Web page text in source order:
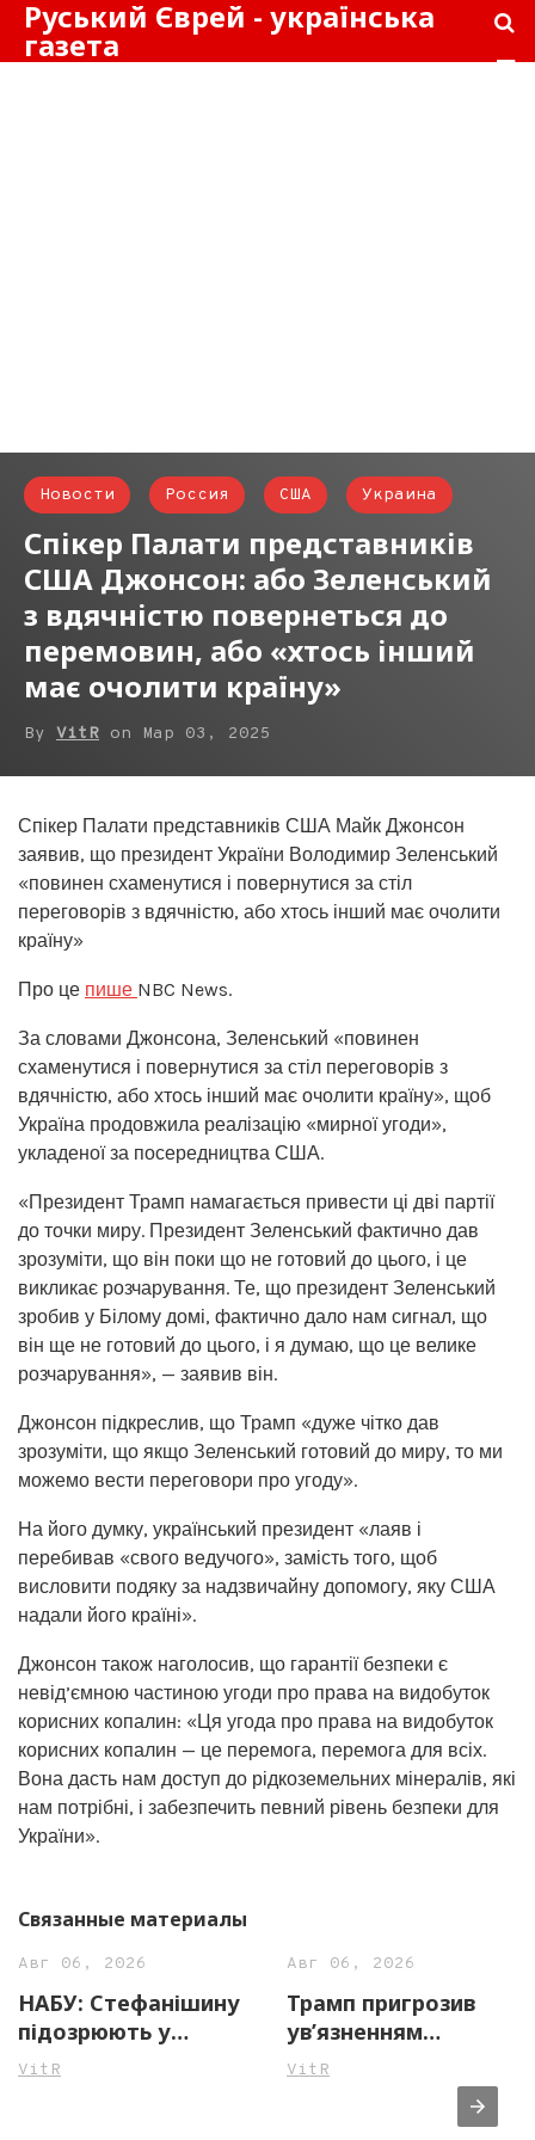
Руський Єврей - українська
газета
Новости Россия США Украина
Спікер Палати представників
США Джонсон: або Зеленський
з вдячністю повернеться до
перемовин, або «хтось інший
має очолити країну»
By VitR on Мар 03, 2025
Спікер Палати представників США Майк Джонсон
заявив, що президент України Володимир Зеленський
«повинен схаменутися і повернутися за стіл
переговорів з вдячністю, або хтось інший має очолити
країну»
Про це пише NBC News.
За словами Джонсона, Зеленський «повинен
схаменутися і повернутися за стіл переговорів з
вдячністю, або хтось інший має очолити країну», щоб
Україна продовжила реалізацію «мирної угоди»,
укладеної за посередництва США.
«Президент Трамп намагається привести ці дві партії
до точки миру. Президент Зеленський фактично дав
зрозуміти, що він поки що не готовий до цього, і це
викликає розчарування. Те, що президент Зеленський
зробив у Білому домі, фактично дало нам сигнал, що
він ще не готовий до цього, і я думаю, що це велике
розчарування», — заявив він.
Джонсон підкреслив, що Трамп «дуже чітко дав
зрозуміти, що якщо Зеленський готовий до миру, то ми
можемо вести переговори про угоду».
На його думку, український президент «лаяв і
перебивав «свого ведучого», замість того, щоб
висловити подяку за надзвичайну допомогу, яку США
надали його країні».
Джонсон також наголосив, що гарантії безпеки є
невід’ємною частиною угоди про права на видобуток
корисних копалин: «Ця угода про права на видобуток
корисних копалин — це перемога, перемога для всіх.
Вона дасть нам доступ до рідкоземельних мінералів, які
нам потрібні, і забезпечить певний рівень безпеки для
України».
Связанные материалы
Авг 06, 2026
НАБУ: Стефанішину
підозрюють у
незаконному
VitR
Авг 06, 2026
Трамп пригрозив
ув’язненням
джерелам ЗМІ через
повідомлення про
нестачу боєприпасів
VitR